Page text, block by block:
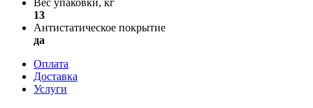
13
Антистатическое покрытие
да
Оплата
Доставка
Услуги